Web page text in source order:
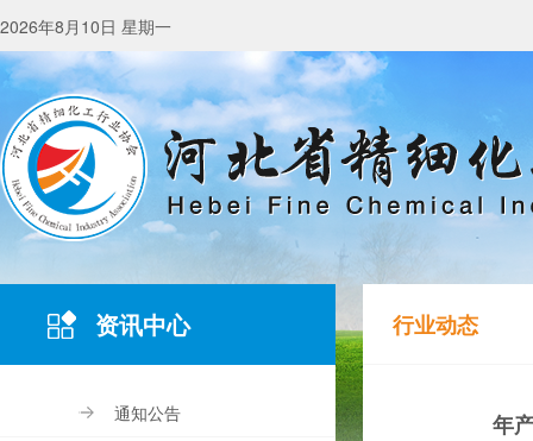
2026年8月10日 星期一
资讯中心
通知公告
行业动态
年